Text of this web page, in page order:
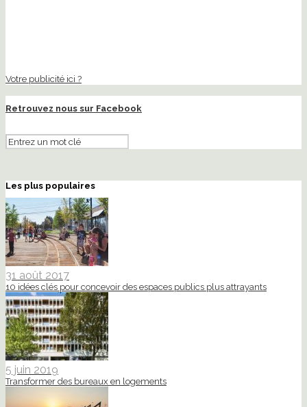
Votre publicité ici ?
Retrouvez nous sur Facebook
Les plus populaires
31 août 2017
10 idées clés pour concevoir des espaces publics plus attrayants
5 juin 2019
Transformer des bureaux en logements